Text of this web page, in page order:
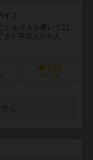
！
いる主人を憂いて21
た宇宙人が主人
172
持ってる